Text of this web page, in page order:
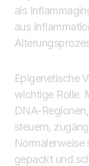
als
aus
Epigenetische
wichtige Rolle.
DNA-
steuern,
Normalerweise
gepackt und